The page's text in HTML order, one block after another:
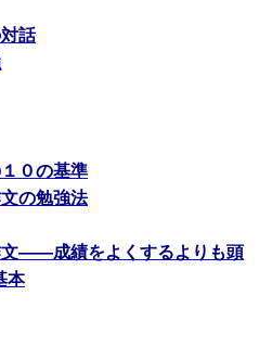
話
０の基準
の勉強法
――成績をよくするよりも頭
本